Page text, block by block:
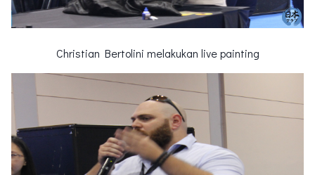
Christian Bertolini melakukan live painting